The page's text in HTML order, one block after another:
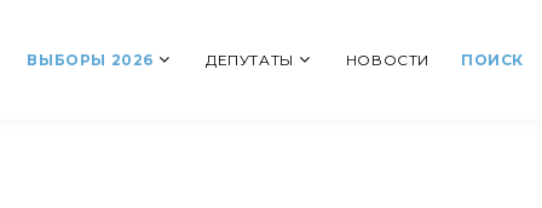
ВЫБОРЫ 2026 ДЕПУТАТЫ НОВОСТИ ПОИСК